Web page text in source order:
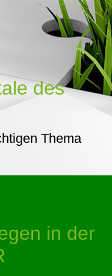
des
Thema
in der